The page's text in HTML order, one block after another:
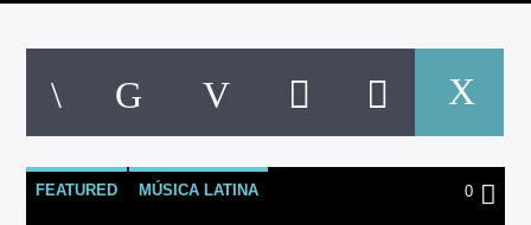
CANCIÓN ACTUAL
FEATURED MÚSICA LATINA 0